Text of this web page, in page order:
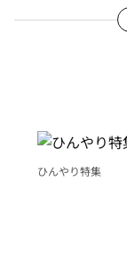
ひんやり特集